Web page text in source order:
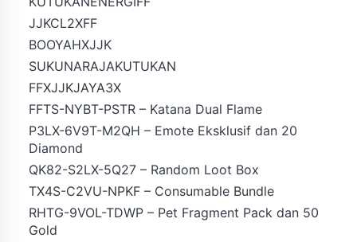
JJKCL2XFF
BOOYAHXJJK
SUKUNARAJAKUTUKAN
FFXJJKJAYA3X
FFTS-NYBT-PSTR – Katana Dual Flame
P3LX-6V9T-M2QH – Emote Eksklusif dan 20
Diamond
QK82-S2LX-5Q27 – Random Loot Box
TX4S-C2VU-NPKF – Consumable Bundle
RHTG-9VOL-TDWP – Pet Fragment Pack dan 50
Gold